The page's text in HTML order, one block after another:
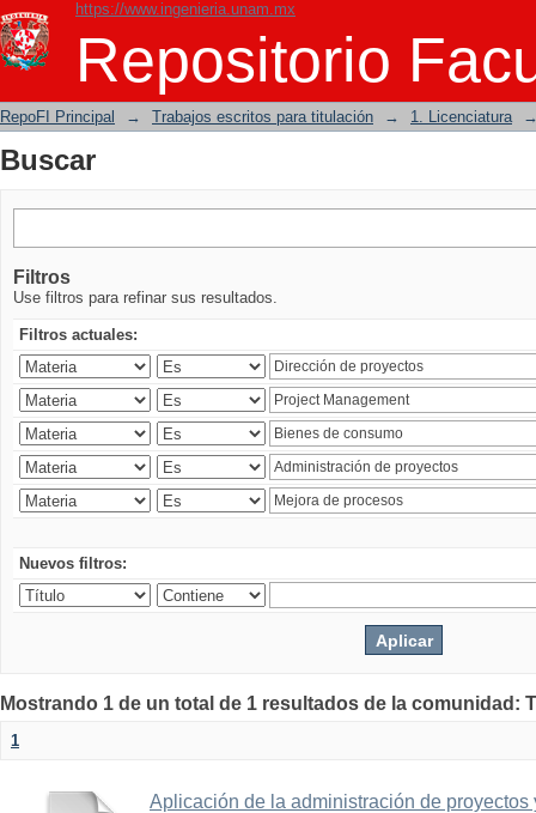
https://www.ingenieria.unam.mx
Repositorio
Buscar
RepoFI Principal → Trabajos escritos para titulación → 1. Licenciatura
Buscar
Filtros
Use filtros para refinar sus resultados.
Filtros actuales:
Nuevos filtros:
Mostrando 1 de un total de 1 resultados de la comunidad:
1
Aplicación de la administración de